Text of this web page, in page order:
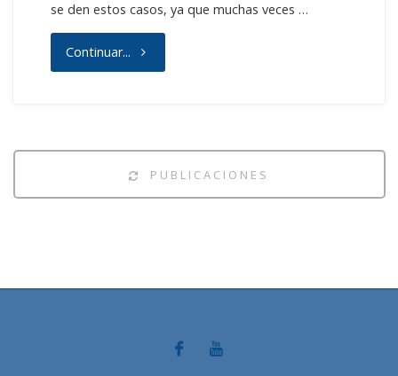
se den estos casos, ya que muchas veces …
Continuar... "Tejiendo
lengua
PUBLICACIONES